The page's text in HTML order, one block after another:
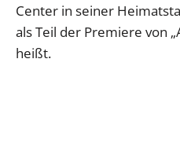
Center in seiner
als Teil der Premiere von
heißt.